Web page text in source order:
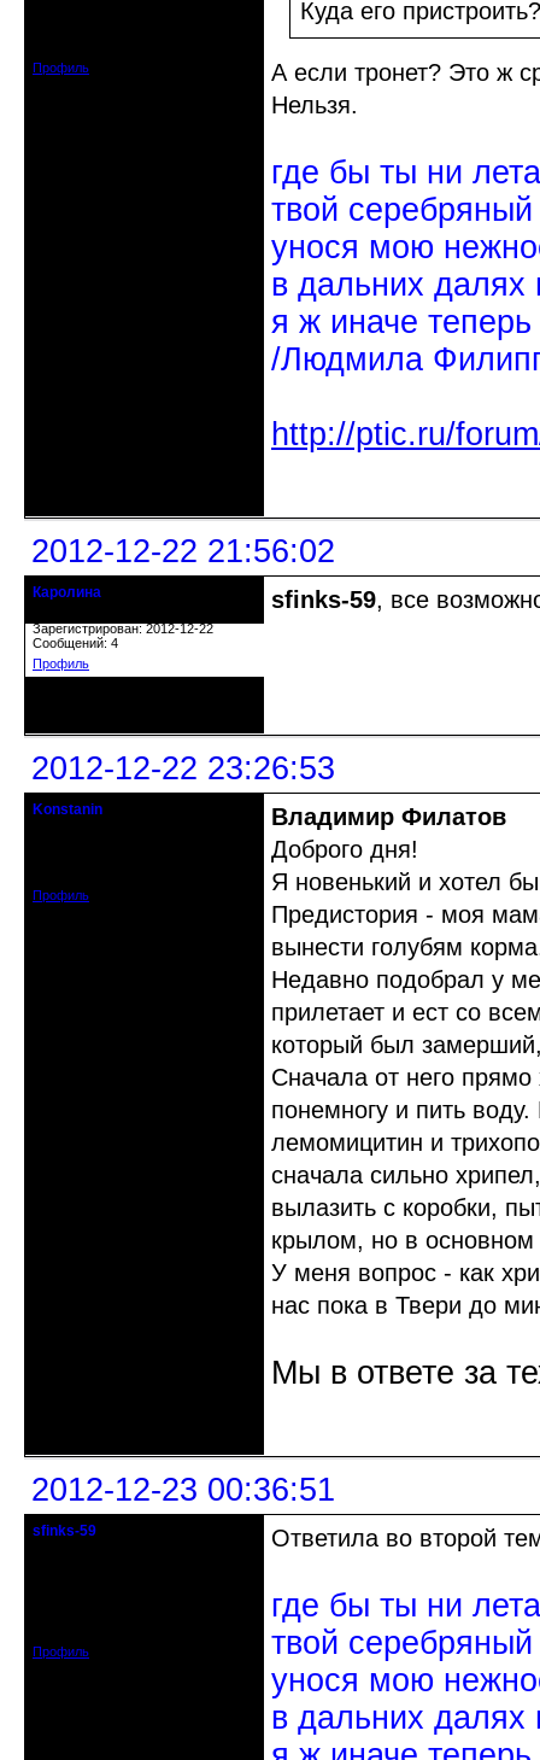
Профиль
Куда его
А если тронет? Это ж
Нельзя.
где бы ты ни
твой
унося мою
в дальних
я ж иначе
/Людмила
http://ptic.ru/
2012-12-22 21:56:02
Каролина
Зарегистрирован: 2012-12-22
Сообщений: 4
Профиль
sfinks-59, все
2012-12-22 23:26:53
Konstanin
Профиль
Владимир Филатов
Доброго дня!
Я новенький и хотел
Предистория - моя
вынести голубям
Недавно подобрал у
прилетает и ест со
который был
Сначала от него
понемногу и пить
лемомицитин и
сначала сильно
вылазить с коробки,
крылом, но в основном
У меня вопрос - как
нас пока в Твери до
Мы в ответе за
2012-12-23 00:36:51
sfinks-59
Профиль
Ответила во второй
где бы ты ни
твой
унося мою
в дальних